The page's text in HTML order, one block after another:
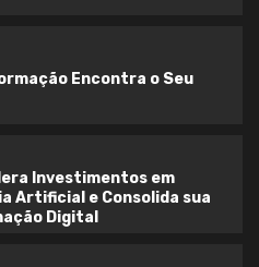
Encontra o Seu
Investimentos em
Artificial e Consolida sua
Digital